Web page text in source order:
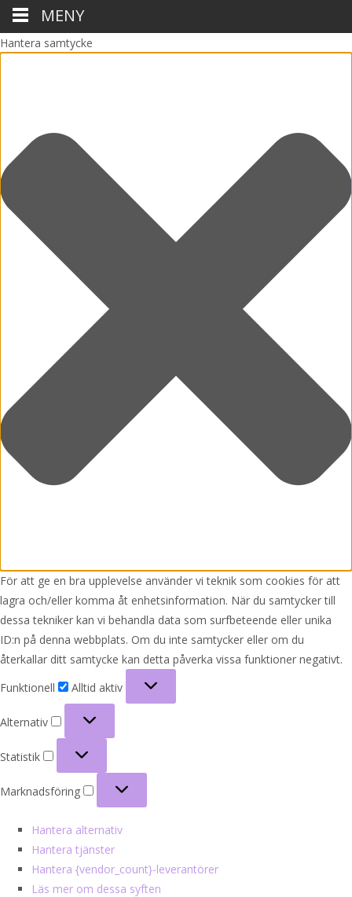
Hantera samtycke
För att ge en bra upplevelse använder vi teknik som cookies för att
lagra och/eller komma åt enhetsinformation. När du samtycker till
dessa tekniker kan vi behandla data som surfbeteende eller unika
ID:n på denna webbplats. Om du inte samtycker eller om du
återkallar ditt samtycke kan detta påverka vissa funktioner negativt.
Funktionell
Alltid aktiv
Alternativ
Statistik
Marknadsföring
Hantera alternativ
Hantera tjänster
Hantera {vendor_count}-leverantörer
Läs mer om dessa syften
MENY